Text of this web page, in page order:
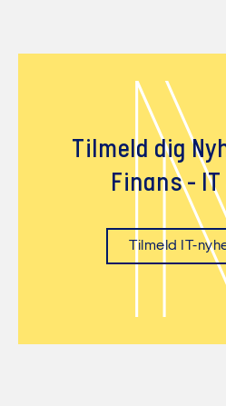
Tilmeld dig
Finans - IT
Tilmeld IT-